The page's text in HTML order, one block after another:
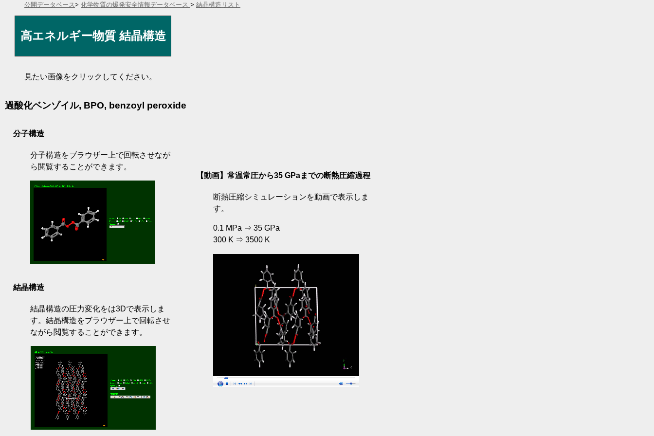
公開データベース> 化学物質の爆発安全情報データベース > 結晶構造リスト
高エネルギー物質 結晶構造
見たい画像をクリックしてください。
過酸化ベンゾイル, BPO, benzoyl peroxide
分子構造
分子構造をブラウザー上で回転させなが
ら閲覧することができます。
【動画】常温常圧から35 GPaまでの断熱圧縮過程
断熱圧縮シミュレーションを動画で表示しま
す。
0.1 MPa ⇒ 35 GPa
300 K ⇒ 3500 K
結晶構造
結晶構造の圧力変化をは3Dで表示しま
す。結晶構造をブラウザー上で回転させ
ながら閲覧することができます。